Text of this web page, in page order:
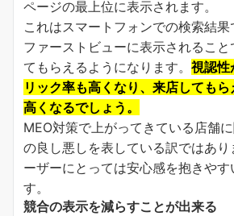
ページの最上位に表示されます。
これはスマートフォンでの検索結果
ファーストビューに表示されるこ
てもらえるようになります。 視認性
リック率も高くなり、来店しても
高くなるでしょう。
MEO対策で上がってきている店舗
の良し悪しを表している訳ではあ
ーザーにとっては安心感を抱きやす
す。
競合の表示を減らすことが出来る